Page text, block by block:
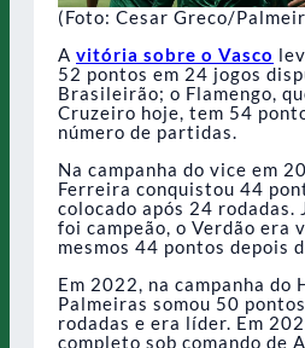
(Foto: Cesar Greco/
A vitória sobre o Vasco
52 pontos em 24 jogos
Brasileirão; o Flamengo,
Cruzeiro hoje, tem 54
número de partidas.
Na campanha do vice em
Ferreira conquistou 44
colocado após 24 rodadas.
foi campeão, o Verdão era
mesmos 44 pontos depois
Em 2022, na campanha do
Palmeiras somou 50
rodadas e era líder. Em
completo sob comando de